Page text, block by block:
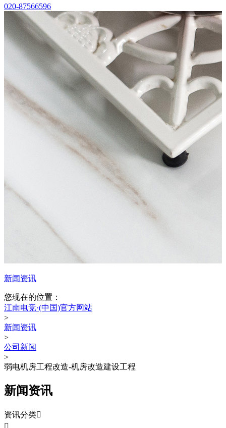
020-87566596
新闻资讯
您现在的位置：
江南电竞·(中国)官方网站
>
新闻资讯
>
公司新闻
>
弱电机房工程改造-机房改造建设工程
新闻资讯
资讯分类
